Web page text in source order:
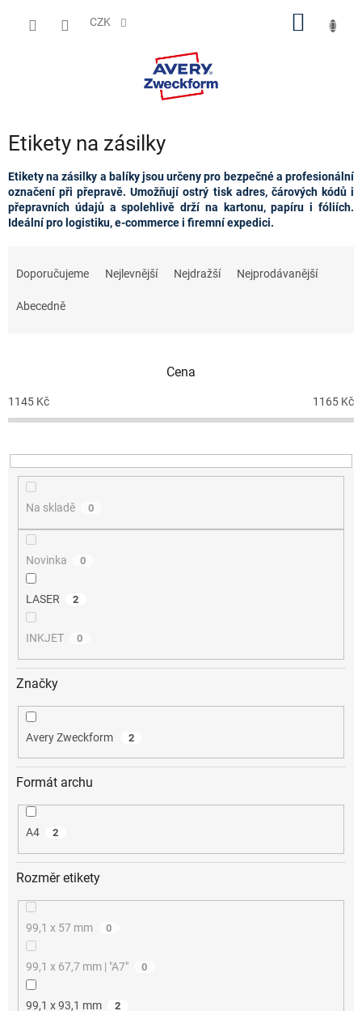
CZK
Etikety na zásilky
Etikety na zásilky a balíky jsou určeny pro bezpečné a profesionální
označení při přepravě. Umožňují ostrý tisk adres, čárových kódů i
přepravních údajů a spolehlivě drží na kartonu, papíru i fóliích.
Ideální pro logistiku, e‑commerce i firemní expedici.
o
d
k
t
Doporučujeme Nejlevnější Nejdražší Nejprodávanější
Abecedně
Cena
1145 Kč 1165 Kč
Na skladě 0
Novinka 0
LASER 2
INKJET 0
Značky
Avery Zweckform 2
Formát archu
A4 2
Rozměr etikety
99,1 x 57 mm 0
99,1 x 67,7 mm | "A7" 0
99,1 x 93,1 mm 2